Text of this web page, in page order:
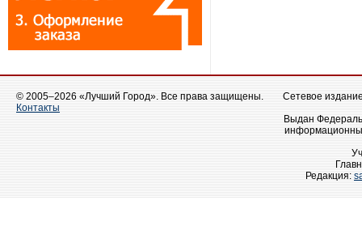
© 2005–2026 «Лучший Город». Все права защищены.
Контакты
Сетевое
Выдан
Редакция: